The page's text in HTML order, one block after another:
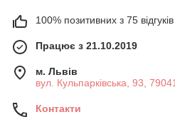
100% позитивних з 75 відгуків
Працює з 21.10.2019
м. Львів
вул. Кульпарківська, 93,
Контакти